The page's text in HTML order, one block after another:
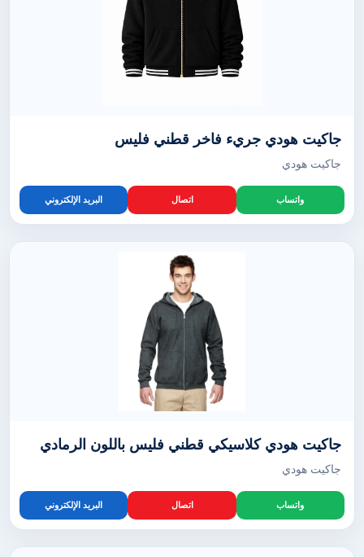
جاكيت هودي جريء فاخر قطني فليس
جاكيت هودي
واتساب اتصال البريد الإلكتروني
جاكيت هودي كلاسيكي قطني فليس باللون الرمادي
جاكيت هودي
واتساب اتصال البريد الإلكتروني